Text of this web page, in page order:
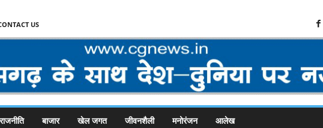
US
बाजार खेल जगत जीवनशैली मनोरंजन आलेख